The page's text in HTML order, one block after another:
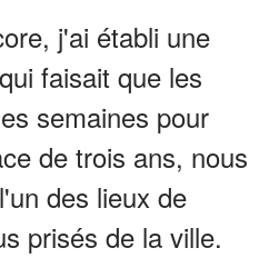
j'ai établi une
faisait que les
semaines pour
de trois ans, nous
des lieux de
prisés de la ville.